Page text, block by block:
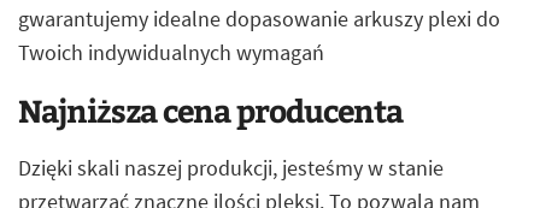
gwarantujemy idealne dopasowanie arkuszy plexi do
Twoich indywidualnych wymagań
Najniższa cena producenta
Dzięki skali naszej produkcji, jesteśmy w stanie
przetwarzać znaczne ilości pleksi. To pozwala nam